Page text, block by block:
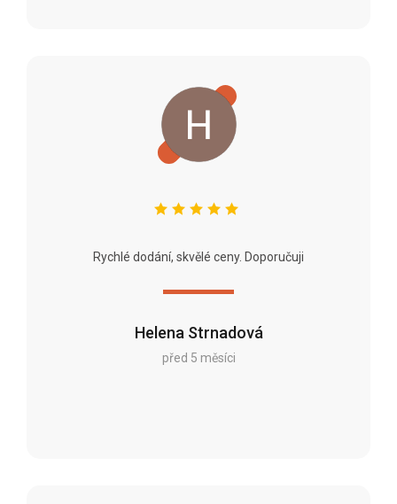
Helena Strnadová
před 5 měsíci
Rychlé dodání, skvělé ceny. Doporučuji